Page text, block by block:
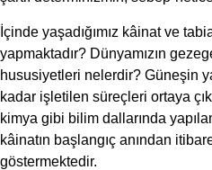
İçinde yaşadığımız kâinat ve
yapmaktadır? Dünyamızın
hususiyetleri nelerdir? Güneşin
kadar işletilen süreçleri ortaya
kimya gibi bilim dallarında
kâinatın başlangıç anından
göstermektedir.